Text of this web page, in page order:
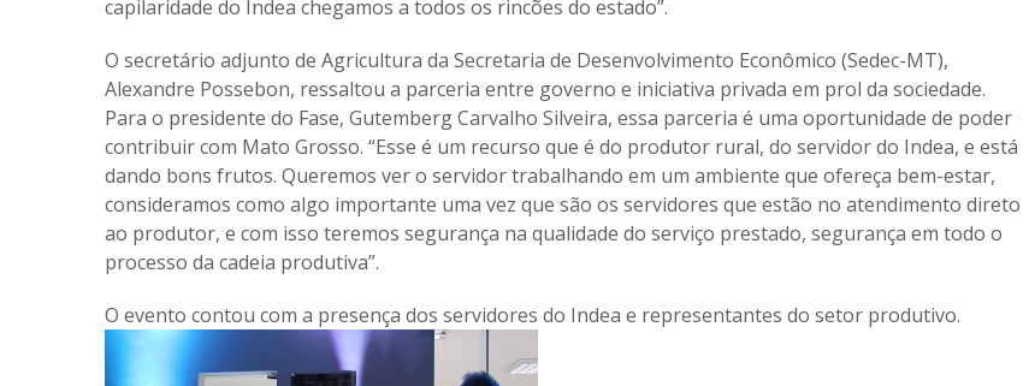
capilaridade do Indea chegamos a todos os rincões do estado”.
O secretário adjunto de Agricultura da Secretaria de Desenvolvimento Econômico (Sedec-MT),
Alexandre Possebon, ressaltou a parceria entre governo e iniciativa privada em prol da sociedade.
Para o presidente do Fase, Gutemberg Carvalho Silveira, essa parceria é uma oportunidade de poder
contribuir com Mato Grosso. “Esse é um recurso que é do produtor rural, do servidor do Indea, e está
dando bons frutos. Queremos ver o servidor trabalhando em um ambiente que ofereça bem-estar,
consideramos como algo importante uma vez que são os servidores que estão no atendimento direto
ao produtor, e com isso teremos segurança na qualidade do serviço prestado, segurança em todo o
processo da cadeia produtiva”.
O evento contou com a presença dos servidores do Indea e representantes do setor produtivo.